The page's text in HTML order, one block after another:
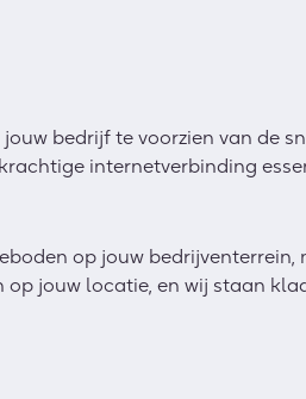
bedrijf te voorzien van de
internetverbinding
op jouw
jouw locatie, en wij staan